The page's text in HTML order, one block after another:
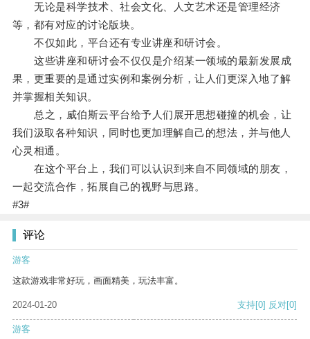
无论是科学技术、社会文化、人文艺术还是管理经济
等，都有对应的讨论版块。
不仅如此，平台还有专业讲座和研讨会。
这些讲座和研讨会不仅仅是介绍某一领域的最新发展成
果，更重要的是通过实例和案例分析，让人们更深入地了解
并掌握相关知识。
总之，威伯斯云平台给予人们展开思想碰撞的机会，让
我们汲取各种知识，同时也更加理解自己的想法，并与他人
心灵相通。
在这个平台上，我们可以认识到来自不同领域的朋友，
一起交流合作，拓展自己的视野与思路。
#3#
评论
游客
这款游戏非常好玩，画面精美，玩法丰富。
2024-01-20 支持[0] 反对[0]
游客